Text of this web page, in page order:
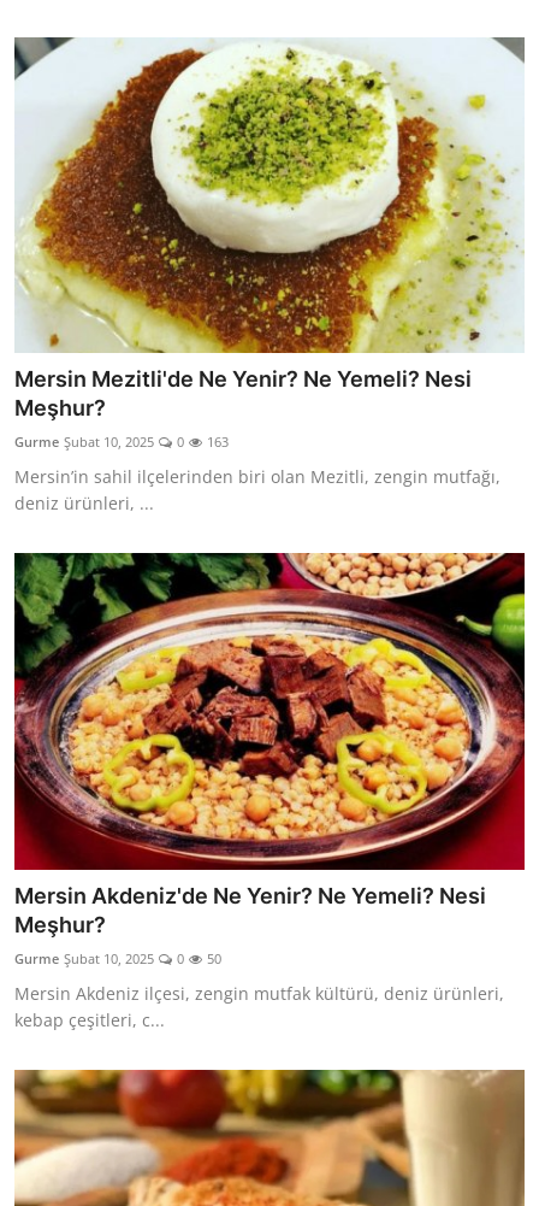
Mersin Mezitli'de Ne Yenir? Ne Yemeli? Nesi
Meşhur?
Gurme Şubat 10, 2025 0 163
Mersin’in sahil ilçelerinden biri olan Mezitli, zengin mutfağı,
deniz ürünleri, ...
Mersin Akdeniz'de Ne Yenir? Ne Yemeli? Nesi
Meşhur?
Gurme Şubat 10, 2025 0 50
Mersin Akdeniz ilçesi, zengin mutfak kültürü, deniz ürünleri,
kebap çeşitleri, c...